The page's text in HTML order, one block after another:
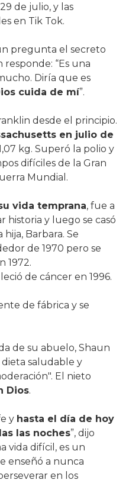
de julio, y las
en Tik Tok.
pregunta el secreto
“Es una
Diría que es
cuida de mí”.
desde el principio.
en julio de
kg. Superó la polio y
difíciles de la Gran
Mundial.
vida temprana, fue a
historia y luego se casó
Barbara. Se
de 1970 pero se
1972.
de cáncer en 1996.
de fábrica y se
de su abuelo, Shaun
saludable y
El nieto
Dios.
y hasta el día de hoy
las noches”, dijo
vida difícil, es un
enseñó a nunca
en los